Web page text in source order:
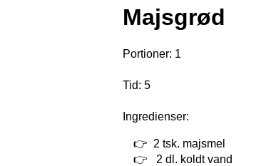
Majsgrød
Portioner: 1
Tid: 5
Ingredienser:
2 tsk. majsmel
2 dl. koldt vand